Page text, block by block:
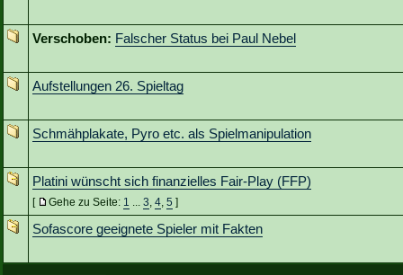
Verschoben: Falscher Status bei Paul Nebel
Aufstellungen 26. Spieltag
Schmähplakate, Pyro etc. als Spielmanipulation
Platini wünscht sich finanzielles Fair-Play (FFP)
[ Gehe zu Seite: 1 ... 3, 4, 5 ]
Sofascore geeignete Spieler mit Fakten